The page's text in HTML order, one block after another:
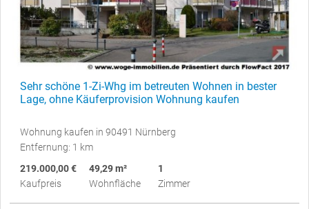
Sehr schöne 1-Zi-Whg im betreuten Wohnen in bester
Lage, ohne Käuferprovision Wohnung kaufen
Wohnung kaufen in 90491 Nürnberg
Entfernung: 1 km
219.000,00 €
Kaufpreis
49,29 m²
Wohnfläche
1
Zimmer